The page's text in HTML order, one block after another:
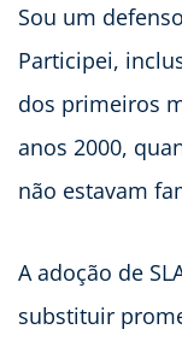
Sou um
Participei,
dos primeiros
anos 2000,
não estavam
A adoção de
substituir